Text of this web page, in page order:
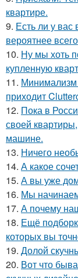
квартире.
9. Есть ли у вас
вероятнее
10. Ну мы хоть
купленную
11. Минимализм
приходит
12. Пока в
своей
машине.
13. Ничего
14. А какое
15. А вы уже
16. Мы начинаем
17. А почему
18. Ещё
которых вы
19. Долой
20. Вот что